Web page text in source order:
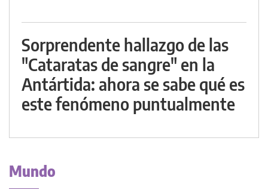
Sorprendente hallazgo de las
"Cataratas de sangre" en la
Antártida: ahora se sabe qué es
este fenómeno puntualmente
Mundo